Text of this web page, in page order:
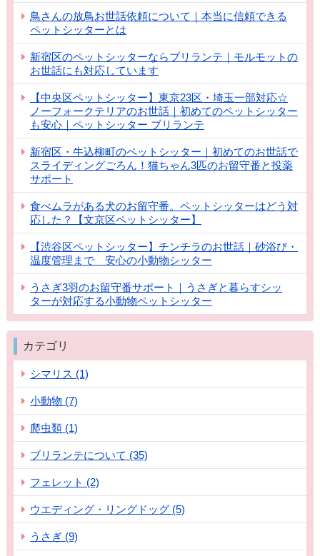
鳥さんの放鳥お世話依頼について｜本当に信頼できる
ペットシッターとは
新宿区のペットシッターならブリランテ｜モルモットの
お世話にも対応しています
【中央区ペットシッター】東京23区・埼玉一部対応☆
ノーフォークテリアのお世話｜初めてのペットシッター
も安心｜ペットシッター ブリランテ
新宿区・牛込柳町のペットシッター｜初めてのお世話で
スライディングごろん！猫ちゃん3匹のお留守番と投薬
サポート
食べムラがある犬のお留守番。ペットシッターはどう対
応した？【文京区ペットシッター】
【渋谷区ペットシッター】チンチラのお世話｜砂浴び・
温度管理まで 安心の小動物シッター
うさぎ3羽のお留守番サポート｜うさぎと暮らすシッ
ターが対応する小動物ペットシッター
カテゴリ
シマリス (1)
小動物 (7)
爬虫類 (1)
ブリランテについて (35)
フェレット (2)
ウエディング・リングドッグ (5)
うさぎ (9)